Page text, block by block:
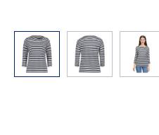
Bildergalerie überspringen